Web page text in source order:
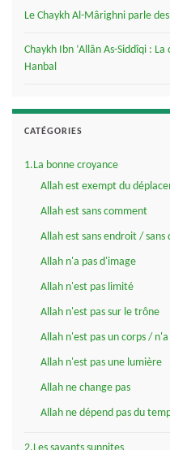
Le Chaykh Al-Mârighni parle
Chaykh Ibn ‘Allân As-Siddîqi :
Hanbal
CATÉGORIES
1.La bonne croyance
Allah est exempt du
Allah est sans comment
Allah est sans endroit / sans
Allah n'a pas d'image
Allah n'est pas limité
Allah n'est pas sur le trône
Allah n'est pas un corps /
Allah n'est pas une lumière
Allah ne change pas
Allah ne dépend pas du